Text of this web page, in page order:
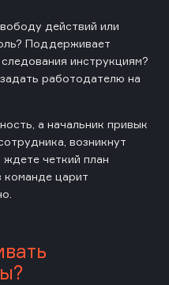
действий или
Поддерживает
инструкциям?
работодателю на
а начальник привык
возникнут
четкий план
команде царит